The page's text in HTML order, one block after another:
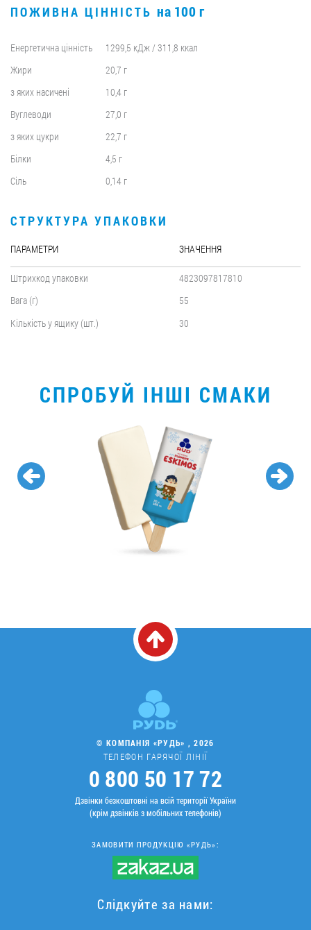
ПОЖИВНА ЦІННІСТЬ на 100 г
Енергетична цінність
1299,5 кДж / 311,8 ккал
Жири
20,7 г
з яких насичені
10,4 г
Вуглеводи
27,0 г
з яких цукри
22,7 г
Білки
4,5 г
Сіль
0,14 г
СТРУКТУРА УПАКОВКИ
ПАРАМЕТРИ ЗНАЧЕННЯ
Штрихкод упаковки
4823097817810
Вага (г)
55
Кількість у ящику (шт.)
30
СПРОБУЙ ІНШІ СМАКИ
© КОМПАНІЯ «РУДЬ» , 2026
ТЕЛЕФОН ГАРЯЧОЇ ЛІНІЇ
0 800 50 17 72
Дзвінки безкоштовні на всій території України
(крім дзвінків з мобільних телефонів)
ЗАМОВИТИ ПРОДУКЦІЮ «РУДЬ»:
Слідкуйте за нами: